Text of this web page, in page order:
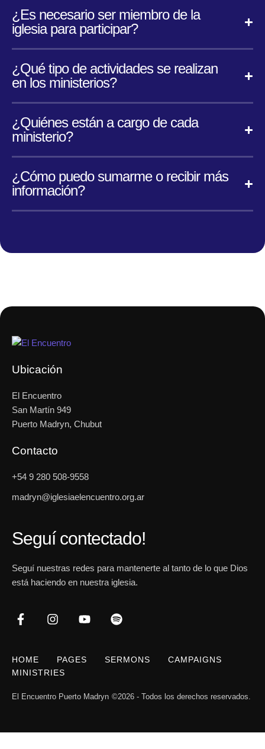
¿Es necesario ser miembro de la
iglesia para participar?
¿Qué tipo de actividades se realizan
en los ministerios?
¿Quiénes están a cargo de cada
ministerio?
¿Cómo puedo sumarme o recibir más
información?
Contacto
+54 9 280 508-9558
madryn@iglesiaelencuentro.org.ar
Ubicación
El Encuentro
San Martín 949
Puerto Madryn, Chubut
Seguí contectado!
Seguí nuestras redes para mantenerte al tanto de lo que Dios
está haciendo en nuestra iglesia.
HOME PAGES SERMONS
CAMPAIGNS
MINISTRIES
El Encuentro Puerto Madryn ©2026 - Todos los derechos reservados.